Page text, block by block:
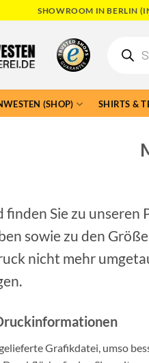
SHOWROOM IN BERLIN
search
(SHOP) SHIRTS &
finden Sie zu
sowie zu den
nicht mehr
Grafikdatei, umso